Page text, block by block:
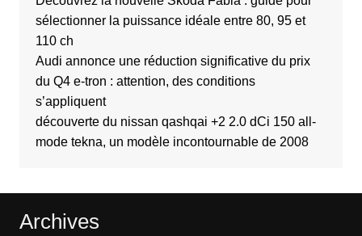
sélectionner la puissance idéale entre 80, 95 et
110 ch
Audi annonce une réduction significative du prix
du Q4 e-tron : attention, des conditions
s’appliquent
découverte du nissan qashqai +2 2.0 dCi 150 all-
mode tekna, un modèle incontournable de 2008
Archives